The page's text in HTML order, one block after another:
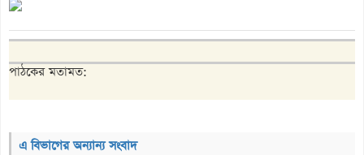
পাঠকের মতামত:
এ বিভাগের অন্যান্য সংবাদ